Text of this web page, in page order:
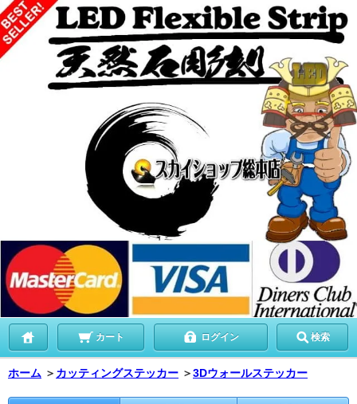
カート ログイン 検索
ホーム ＞ カッティングステッカー ＞3Dウォールステッカー